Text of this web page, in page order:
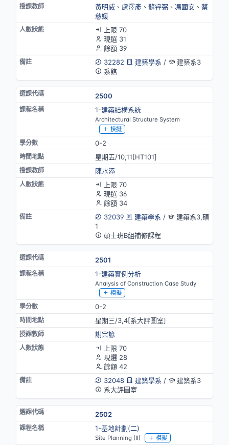
黃明威、 盧澤彥、 蘇睿弼、 馮國安、 蔡
慈媛
上限 70
現選 31
餘額 39
32282
建築學系 /
建築系3
系館
2500
1-建築結構系統
Architectural Structure System
模擬
0-2
星期五/10,11[HT101]
陳水添
上限 70
現選 36
餘額 34
32039
建築學系 /
建築系3,碩
1
碩士班B組補修課程
2501
1-建築實例分析
Analysis of Construction Case Study
模擬
0-2
星期三/3,4[系大評圖室]
謝宗諺
上限 70
現選 28
餘額 42
32048
建築學系 /
建築系3
系大評圖室
2502
1-基地計劃(二)
Site Planning (II) 模擬